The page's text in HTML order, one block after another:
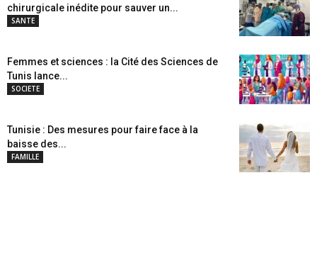
chirurgicale inédite pour sauver un...
SANTE
Femmes et sciences : la Cité des Sciences de
Tunis lance...
SOCIETE
Tunisie : Des mesures pour faire face à la
baisse des...
FAMILLE